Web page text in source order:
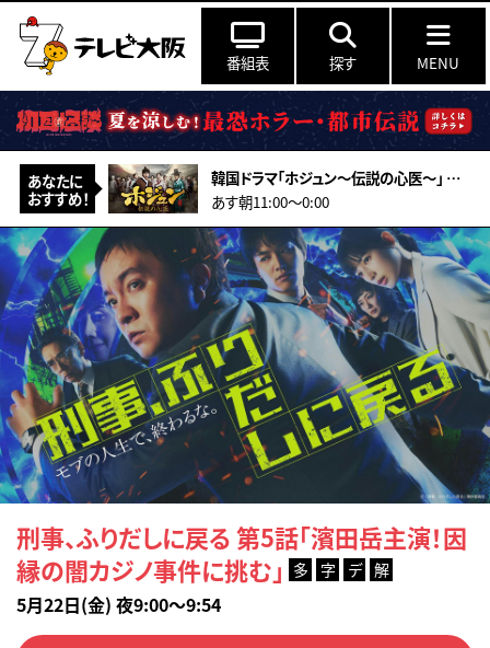
番組表 探す MENU
あなたに
おすすめ！
韓国ドラマ「ホジュン～伝説の心医～」 ＃27（字幕スーパー）
あす朝11:00〜0:00
刑事、ふりだしに戻る 第5話「濱田岳主演！因
縁の闇カジノ事件に挑む」 多 字 デ 解
5月22日(金) 夜9:00～9:54